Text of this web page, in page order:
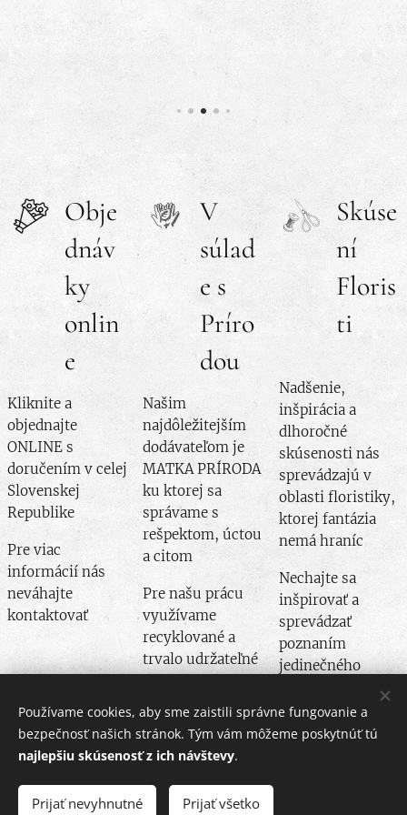
hodí do
každého
Zamiokul
ka je
starostliv
osť,
zvláda aj
svetlo a
nepravid
zálievku.
Ideálna
voľba pre
začiatočn
íkov aj
moderné
priestory.
Obje
dnáv
ky
onlin
e
Kliknite a
objednajte
ONLINE s
doručením v celej
Slovenskej
Republike
Pre viac
informácií nás
neváhajte
kontaktovať
V
súlad
e s
Príro
dou
Našim
najdôležitejším
dodávateľom je
MATKA PRÍRODA
ku ktorej sa
správame s
rešpektom, úctou
a citom
Pre našu prácu
využívame
recyklované a
trvalo udržateľné
Skúse
ní
Floris
ti
Nadšenie,
inšpirácia a
dlhoročné
skúsenosti nás
sprevádzajú v
oblasti floristiky,
ktorej fantázia
nemá hraníc
Nechajte sa
inšpirovať a
sprevádzať
poznaním
jedinečného
© 2024 Všetky práva vyhradené
Používame cookies, aby sme zaistili správne fungovanie a
bezpečnosť našich stránok. Tým vám môžeme poskytnúť tú
najlepšiu skúsenosť z ich návštevy.
Prijať nevyhnutné Prijať všetko